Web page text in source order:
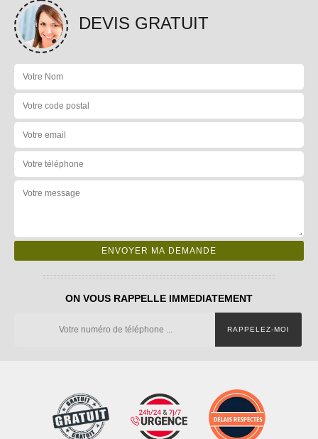
DEVIS GRATUIT
ON VOUS RAPPELLE IMMEDIATEMENT